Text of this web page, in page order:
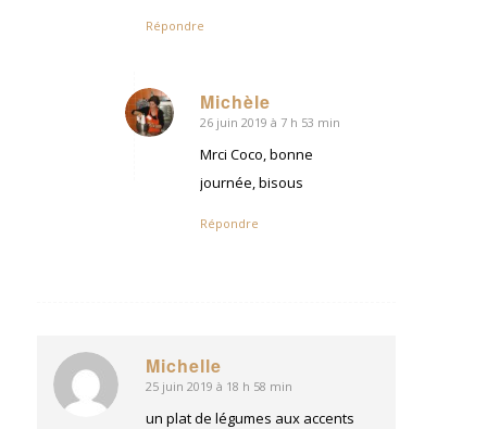
Répondre
Michèle
dit
26 juin 2019 à 7 h 53 min
Mrci Coco, bonne
journée, bisous
Répondre
Michelle
dit
25 juin 2019 à 18 h 58 min
un plat de légumes aux accents